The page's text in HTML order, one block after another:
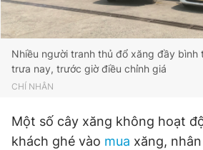
Hotline
0906 645 777
Liên hệ
0908
Đặt báo Quảng cáo RSS
Tổng biên tập: Nguyễn Ngọc Toàn
Phó tổng biên tập: Lâm Hiếu Dũng
Phó tổng biên tập: Trần Việt Hưng
Tổng thư ký tòa soạn: Đức Trung
Nhiều người tranh thủ đổ xăng đầy bình
trưa nay, trước giờ điều chỉnh giá
CHÍ NHÂN
Một số cây xăng không hoạt
khách ghé vào mua xăng,